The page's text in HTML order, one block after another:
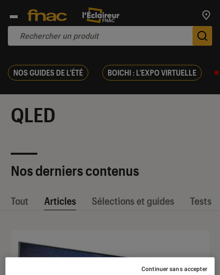
NOS GUIDES DE L'ÉTÉ BOICHI : L'EXPO VIRTUELLE
QLED
Nos derniers contenus
Tout Articles Sélections et guides Tests
Continuer sans accepter